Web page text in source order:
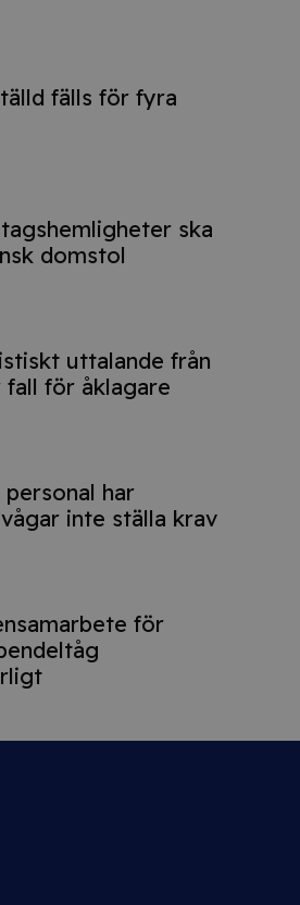
fälls för fyra
ska
domstol
uttalande från
för åklagare
har
inte ställa krav
för